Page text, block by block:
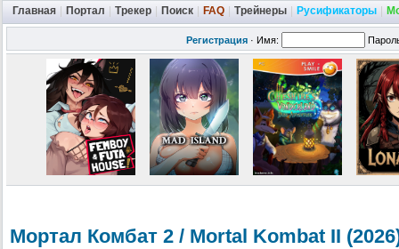
Главная Портал Трекер Поиск FAQ Трейнеры Русификаторы
Регистрация · Имя:
Мортал Комбат 2 / Mortal Kombat II